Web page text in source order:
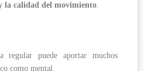
la calidad del movimiento.
regular puede aportar muchos
como mental.